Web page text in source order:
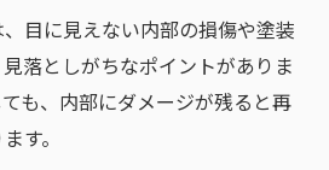
目に見えない内部の損傷や塗装
落としがちなポイントがありま
も、内部にダメージが残ると再
す。